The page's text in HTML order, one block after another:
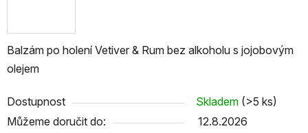
Balzám po holení Vetiver & Rum bez alkoholu s jojobovým
olejem
Dostupnost Skladem (>5 ks)
Můžeme doručit do:
12.8.2026